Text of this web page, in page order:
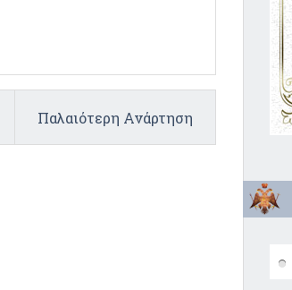
Παλαιότερη Ανάρτηση